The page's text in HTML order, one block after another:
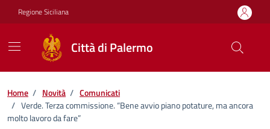
Vai ai contenuti
Vai al footer
Regione Siciliana
Città di Palermo
Home / Novità / Comunicati
/ Verde. Terza commissione. “Bene avvio piano potature, ma ancora
molto lavoro da fare”